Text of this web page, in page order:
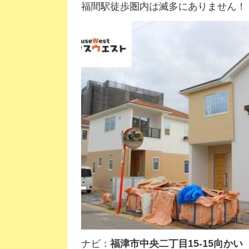
福間駅徒歩圏内は滅多にありません！
ナビ： 福津市中央二丁目15-15向かい